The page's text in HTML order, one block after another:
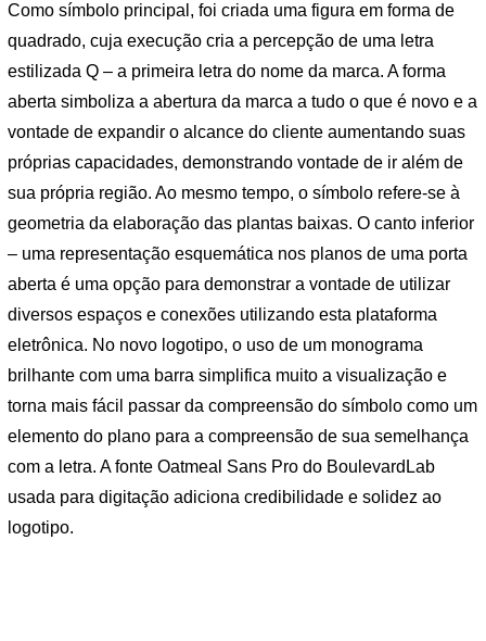
Como símbolo principal, foi criada uma figura em forma de
quadrado, cuja execução cria a percepção de uma letra
estilizada Q – a primeira letra do nome da marca. A forma
aberta simboliza a abertura da marca a tudo o que é novo e a
vontade de expandir o alcance do cliente aumentando suas
próprias capacidades, demonstrando vontade de ir além de
sua própria região. Ao mesmo tempo, o símbolo refere-se à
geometria da elaboração das plantas baixas. O canto inferior
– uma representação esquemática nos planos de uma porta
aberta é uma opção para demonstrar a vontade de utilizar
diversos espaços e conexões utilizando esta plataforma
eletrônica. No novo logotipo, o uso de um monograma
brilhante com uma barra simplifica muito a visualização e
torna mais fácil passar da compreensão do símbolo como um
elemento do plano para a compreensão de sua semelhança
com a letra. A fonte Oatmeal Sans Pro do BoulevardLab
usada para digitação adiciona credibilidade e solidez ao
logotipo.